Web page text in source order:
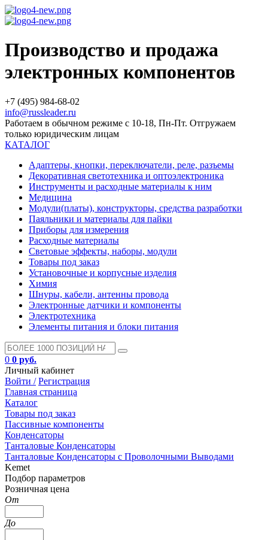
Производство и продажа
электронных компонентов
+7 (495) 984-68-02
info@russleader.ru
Работаем в обычном режиме с 10-18, Пн-Пт. Отгружаем
только юридическим лицам
КАТАЛОГ
Адаптеры, кнопки, переключатели, реле, разъемы
Декоративная светотехника и оптоэлектроника
Инструменты и расходные материалы к ним
Медицина
Модули(платы), конструкторы, средства разработки
Паяльники и материалы для пайки
Приборы для измерения
Расходные материалы
Световые эффекты, наборы, модули
Товары под заказ
Установочные и корпусные изделия
Химия
Шнуры, кабели, антенны провода
Электронные датчики и компоненты
Электротехника
Элементы питания и блоки питания
0 0 руб.
Личный кабинет
Войти / Регистрация
Главная страница
Каталог
Товары под заказ
Пассивные компоненты
Конденсаторы
Танталовые Конденсаторы
Танталовые Конденсаторы с Проволочными Выводами
Kemet
Подбор параметров
Розничная цена
От
До